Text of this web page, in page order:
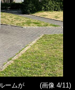
ームが
(画像 4/11)